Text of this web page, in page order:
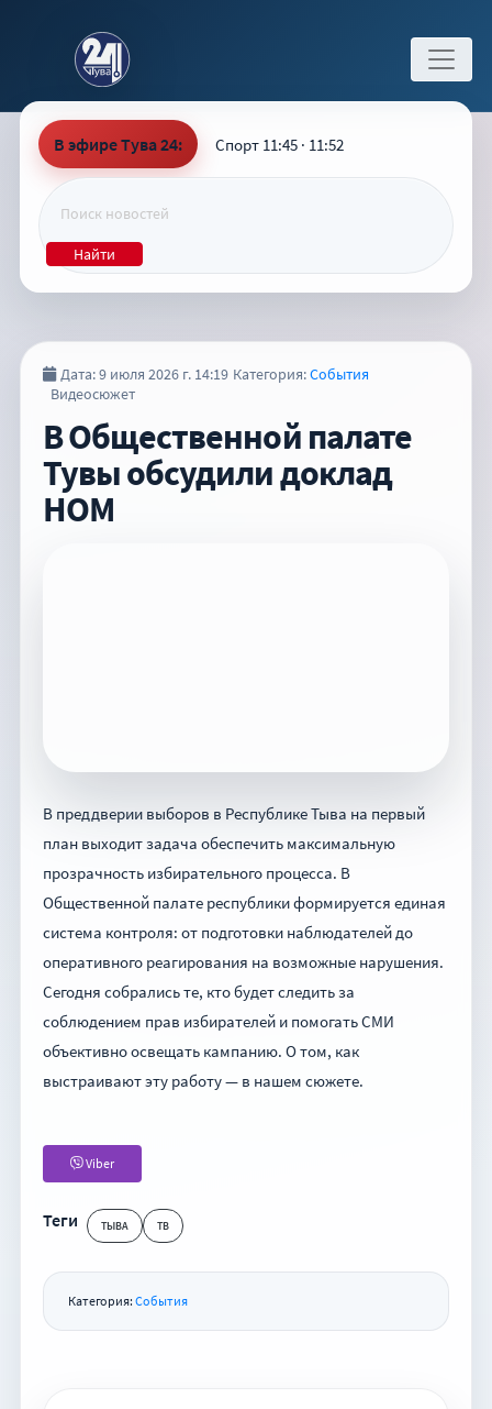
В эфире Тува 24: Спорт 11:45 · 11:52
Найти
Дата: 9 июля 2026 г. 14:19 Категория:События
Видеосюжет
В Общественной палате
Тувы обсудили доклад
НОМ
В преддверии выборов в Республике Тыва на первый
план выходит задача обеспечить максимальную
прозрачность избирательного процесса. В
Общественной палате республики формируется единая
система контроля: от подготовки наблюдателей до
оперативного реагирования на возможные нарушения.
Сегодня собрались те, кто будет следить за
соблюдением прав избирателей и помогать СМИ
объективно освещать кампанию. О том, как
выстраивают эту работу — в нашем сюжете.
Viber
Теги ТЫВА ТВ
Категория: События